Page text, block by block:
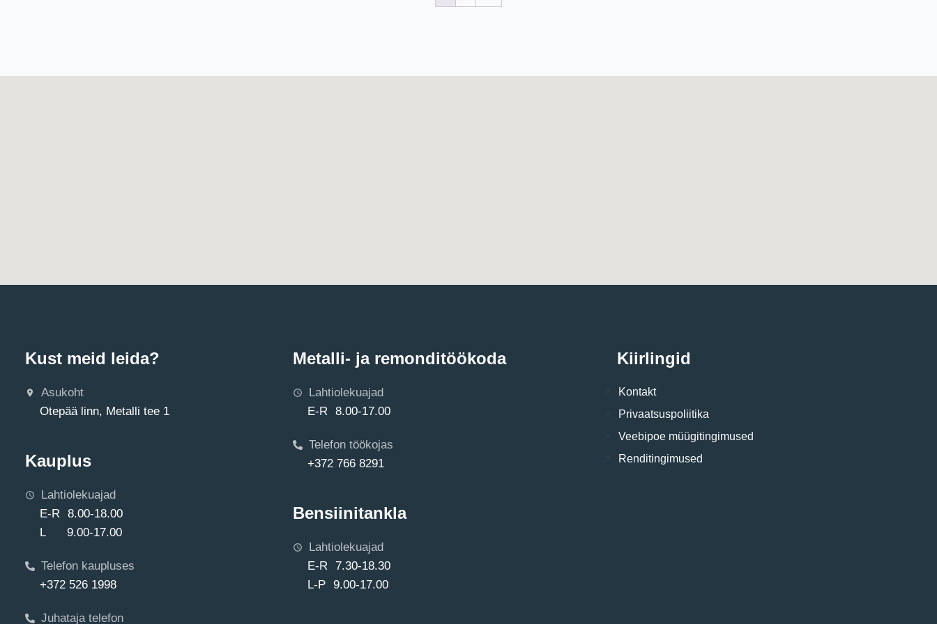
Kust meid leida?
Asukoht
Otepää linn, Metalli tee 1
Kauplus
Lahtiolekuajad
E-R 8.00-18.00
L 9.00-17.00
Telefon kaupluses
+372 526 1998
Juhataja telefon
Metalli- ja remonditöökoda
Lahtiolekuajad
E-R 8.00-17.00
Telefon töökojas
+372 766 8291
Bensiinitankla
Lahtiolekuajad
E-R 7.30-18.30
L-P 9.00-17.00
Kiirlingid
Kontakt
Privaatsuspoliitika
Veebipoe müügitingimused
Renditingimused